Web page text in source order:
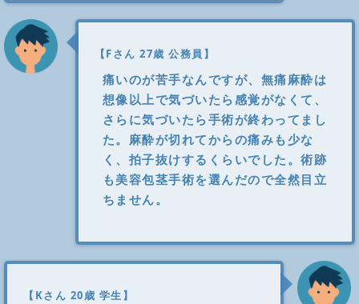
【Fさん 27歳 公務員】
痛いのが苦手なんですが、無痛麻酔は
想像以上で気づいたら感覚がなくて、
さらに気づいたら手術が終わってまし
た。麻酔が切れてからの痛みも少な
く、拍子抜けするくらいでした。術跡
も美容包茎手術を選んだので全然目立
ちません。
【Kさん 20歳 学生】